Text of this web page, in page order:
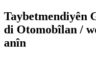
Taybetmendiyên
di Otomobîlan /
anîn